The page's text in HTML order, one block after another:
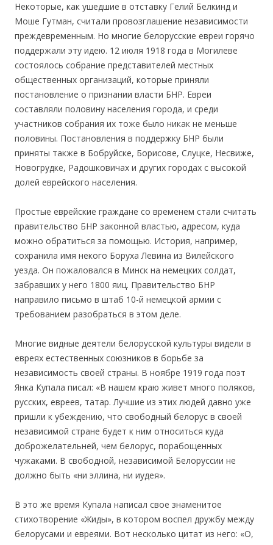
Некоторые, как ушедшие в отставку Гелий Белкинд и
Моше Гутман, считали провозглашение независимости
преждевременным. Но многие белорусские евреи горячо
поддержали эту идею. 12 июля 1918 года в Могилеве
состоялось собрание представителей местных
общественных организаций, которые приняли
постановление о признании власти БНР. Евреи
составляли половину населения города, и среди
участников собрания их тоже было никак не меньше
половины. Постановления в поддержку БНР были
приняты также в Бобруйске, Борисове, Слуцке, Несвиже,
Новогрудке, Радошковичах и других городах с высокой
долей еврейского населения.
Простые еврейские граждане со временем стали считать
правительство БНР законной властью, адресом, куда
можно обратиться за помощью. История, например,
сохранила имя некого Боруха Левина из Вилейского
уезда. Он пожаловался в Минск на немецких солдат,
забравших у него 1800 яиц. Правительство БНР
направило письмо в штаб 10-й немецкой армии с
требованием разобраться в этом деле.
Многие видные деятели белорусской культуры видели в
евреях естественных союзников в борьбе за
независимость своей страны. В ноябре 1919 года поэт
Янка Купала писал: «В нашем краю живет много поляков,
русских, евреев, татар. Лучшие из этих людей давно уже
пришли к убеждению, что свободный белорус в своей
независимой стране будет к ним относиться куда
доброжелательней, чем белорус, порабощенных
чужаками. В свободной, независимой Белоруссии не
должно быть «ни эллина, ни иудея».
В это же время Купала написал свое знаменитое
стихотворение «Жиды», в котором воспел дружбу между
белорусами и евреями. Вот несколько цитат из него: «О,